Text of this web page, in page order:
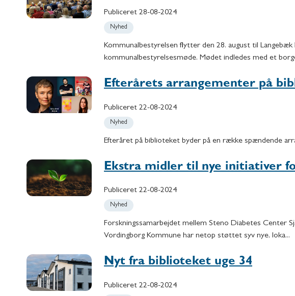
Publiceret 28-08-2024
Nyhed
Kommunalbestyrelsen flytter den 28. august til
kommunalbestyrelsesmøde. Mødet indledes med et
Efterårets arrangementer på
Publiceret 22-08-2024
Nyhed
Efteråret på biblioteket byder på en række spændende
Ekstra midler til nye initiativer
Publiceret 22-08-2024
Nyhed
Forskningssamarbejdet mellem Steno Diabetes Center
Vordingborg Kommune har netop støttet syv nye, loka...
Nyt fra biblioteket uge 34
Publiceret 22-08-2024